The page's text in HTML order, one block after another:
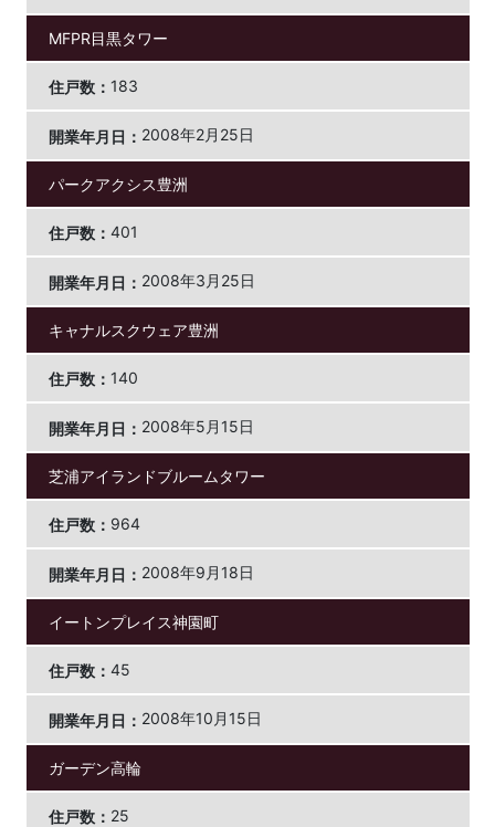
MFPR目黒タワー
183
2008年2月25日
パークアクシス豊洲
401
2008年3月25日
キャナルスクウェア豊洲
140
2008年5月15日
芝浦アイランドブルームタワー
964
2008年9月18日
イートンプレイス神園町
45
2008年10月15日
ガーデン高輪
25